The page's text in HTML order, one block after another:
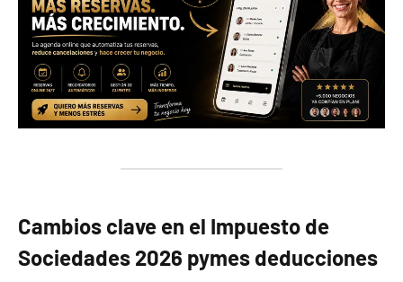
Cambios clave en el Impuesto de
Sociedades 2026 pymes deducciones